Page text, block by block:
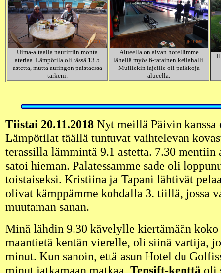
Uima-altaalla nautittiin monta
ateriaa. Lämpötila oli tässä 13.5
astetta, mutta auringon paistaessa
tarkeni.
Alueella on aivan hotellimme
lähellä myös 6-ratainen keilahalli.
Muillekin lajeille oli paikkoja
alueella.
Tiistai 20.11.2018 Nyt meillä Päivin kanssa
Lämpötilat täällä tuntuvat vaihtelevan
terassilla lämmintä 9.1 astetta. 7.30 mentiin
satoi hieman. Palatessamme sade oli
toistaiseksi. Kristiina ja Tapani lähtivät
olivat kämppämme kohdalla 3. tiillä, jossa
muutaman sanan.
Minä lähdin 9.30 kävelylle kiertämään
maantietä kentän vierelle, oli siinä vartija,
minut. Kun sanoin, että asun Hotel du
minut jatkamaan matkaa. Tensift-kenttä oli